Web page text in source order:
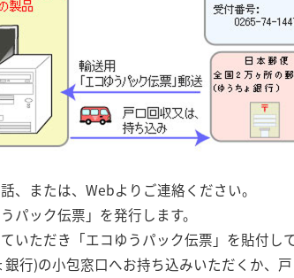
、または、Webよりご連絡ください。
パック伝票」を発行します。
いただき「エコゆうパック伝票」を貼付し
行)の小包窓口へお持ち込みいただくか、